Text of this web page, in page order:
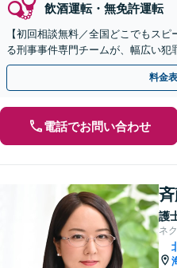
飲酒運転・無免許運転
【初回相談無料／全国どこでもス
る刑事事件専門チームが、幅広い犯
料金
電話でお問い合わせ
護
ネ